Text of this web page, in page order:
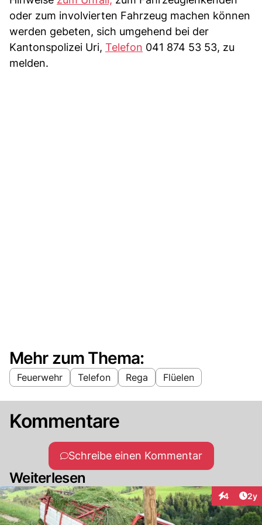
oder zum involvierten Fahrzeug machen können
werden gebeten, sich umgehend bei der
Kantonspolizei Uri, Telefon 041 874 53 53, zu
melden.
Mehr zum Thema:
Feuerwehr Telefon Rega Flüelen
Kommentare
Schreibe einen Kommentar
Weiterlesen
4 2y